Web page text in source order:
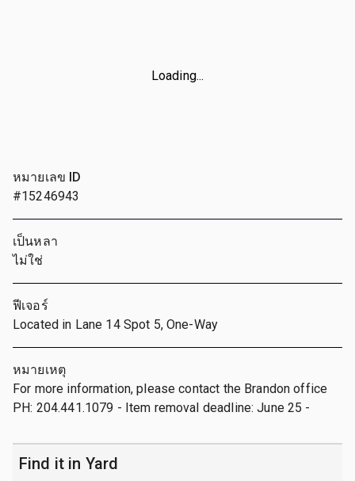
Loading...
หมายเลข ID
#15246943
เป็นหลา
ไม่ใช่
ฟีเจอร์
Located in Lane 14 Spot 5, One-Way
หมายเหตุ
For more information, please contact the Brandon office
PH: 204.441.1079 - Item removal deadline: June 25 -
Find it in Yard